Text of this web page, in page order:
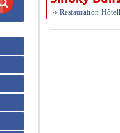
››Restauration